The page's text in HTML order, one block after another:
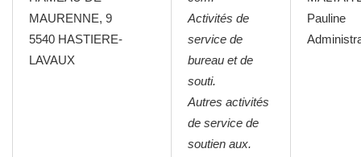
MAURENNE, 9
5540 HASTIERE-
LAVAUX
Activités de
service de
bureau et de
souti.
Autres activités
de service de
soutien aux.
Pauline